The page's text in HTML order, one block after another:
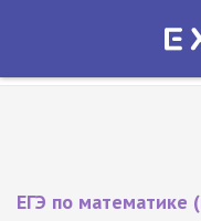
Экзамер —
ЕГЭ по математике